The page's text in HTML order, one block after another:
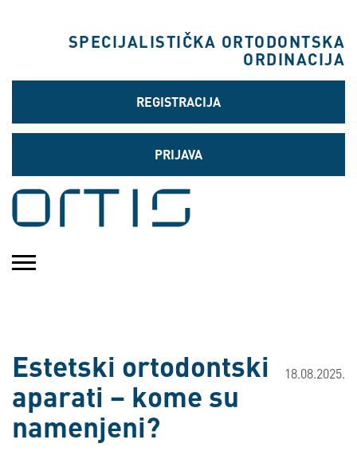
SPECIJALISTIČKA ORTODONTSKA
ORDINACIJA
REGISTRACIJA
PRIJAVA
18.08.2025.
Estetski ortodontski
aparati – kome su
namenjeni?